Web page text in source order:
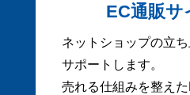
EC通販サ
ネットショップの立
サポートします。
売れる仕組みを整え